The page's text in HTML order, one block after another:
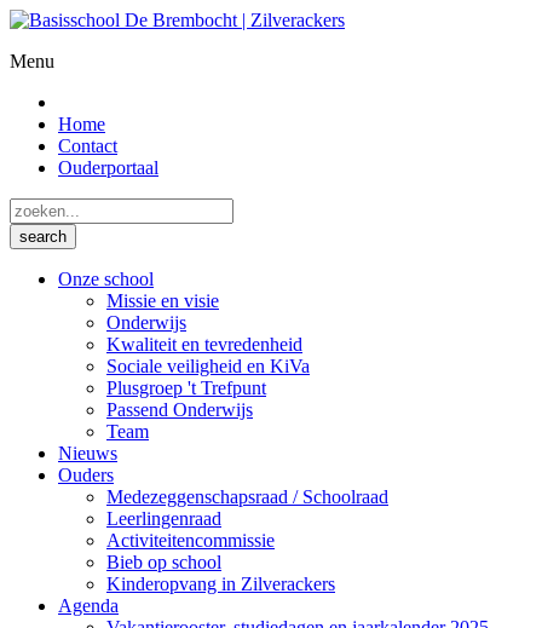
Menu
Home
Contact
Ouderportaal
Onze school
Missie en visie
Onderwijs
Kwaliteit en tevredenheid
Sociale veiligheid en KiVa
Plusgroep 't Trefpunt
Passend Onderwijs
Team
Nieuws
Ouders
Medezeggenschapsraad / Schoolraad
Leerlingenraad
Activiteitencommissie
Bieb op school
Kinderopvang in Zilverackers
Agenda